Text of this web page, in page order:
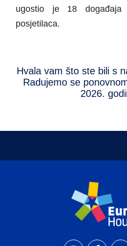
ugostio je 18
posjetilaca.
Hvala vam što ste bili s
Radujemo se
2026.